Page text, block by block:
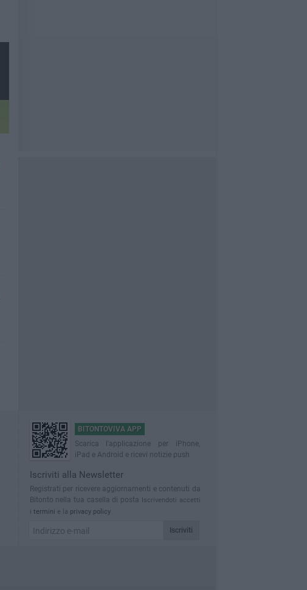
BITONTOVIVA APP
Scarica l'applicazione per iPhone,
iPad e Android e ricevi notizie push
Iscriviti alla Newsletter
Registrati per ricevere aggiornamenti e contenuti da
Bitonto nella tua casella di posta
Iscrivendoti accetti
i termini e la privacy policy
Iscriviti